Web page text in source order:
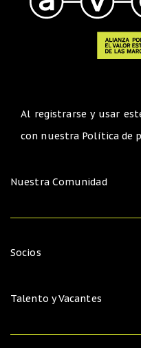
Al registrarse y usar
con nuestra Política de
Nuestra Comunidad
Socios
Talento y Vacantes